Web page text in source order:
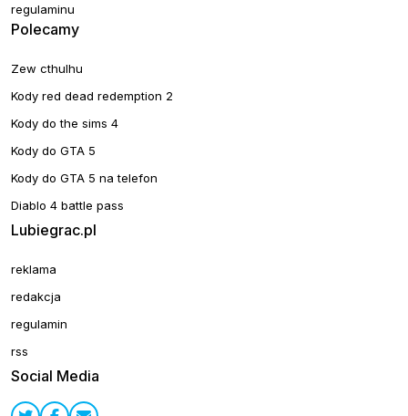
regulaminu
Polecamy
Zew cthulhu
Kody red dead redemption 2
Kody do the sims 4
Kody do GTA 5
Kody do GTA 5 na telefon
Diablo 4 battle pass
Lubiegrac.pl
reklama
redakcja
regulamin
rss
Social Media